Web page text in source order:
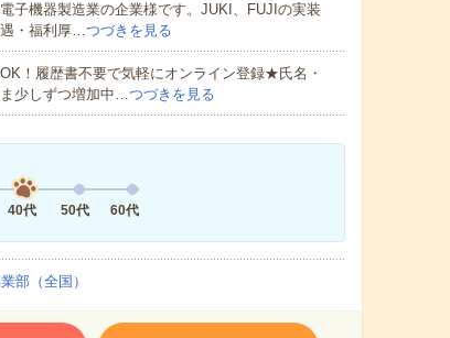
子機器製造業の企業様です。JUKI、FUJIの実装
・福利厚…つづきを見る
！履歴書不要で気軽にオンライン登録★氏名・
少しずつ増加中…つづきを見る
40代 50代 60代
部（全国）